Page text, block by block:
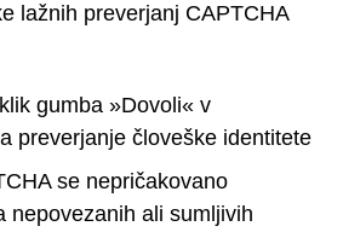
lažnih preverjanj CAPTCHA
gumba »Dovoli« v
preverjanje človeške identitete
se nepričakovano
nepovezanih ali sumljivih